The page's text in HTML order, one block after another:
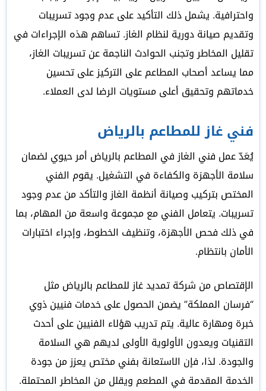
واحترافية. يشمل ذلك التأكيد على عدم وجود تسريبات
وتقديم صيانة دورية لنظام الغاز. تساهم هذه الإجراءات في
تقليل المخاطر وتجنب الحوادث الناجمة عن تسريبات الغاز،
مما يساعد أصحاب المطاعم على التركيز على تحسين
خدماتهم وتحقيق أعلى مستويات الرضا لدى العملاء.
فني غاز للمطاعم بالرياض
يُعَدّ عمل فني الغاز في المطاعم بالرياض أمر حيوي لضمان
سلامة الأجهزة والكفاءة في التشغيل. يقوم الفني
المختص بتركيب وصيانة أنظمة الغاز والتأكد من عدم وجود
تسريبات. يتعامل الفني مع مجموعة واسعة من المهام، بما
في ذلك فحص الأجهزة، وتنظيف الخطوط، وإجراء اختبارات
الأمان بانتظام.
الإقتصاص من شركة تمديد غاز للمطاعم بالرياض مثل
“فرسان المملكة” يضمن الحصول على خدمات فنيين ذوي
خبرة ومهارة عالية. يتم تدريب هؤلاء الفنيين على أحدث
التقنيات ويعدون الأولوية الأولى لديهم هي السلامة
والجودة. لذا، فإن الاستعانة بفني مختص يعزز من جودة
الخدمة المقدمة في المطعم ويقلل من المخاطر المحتملة.